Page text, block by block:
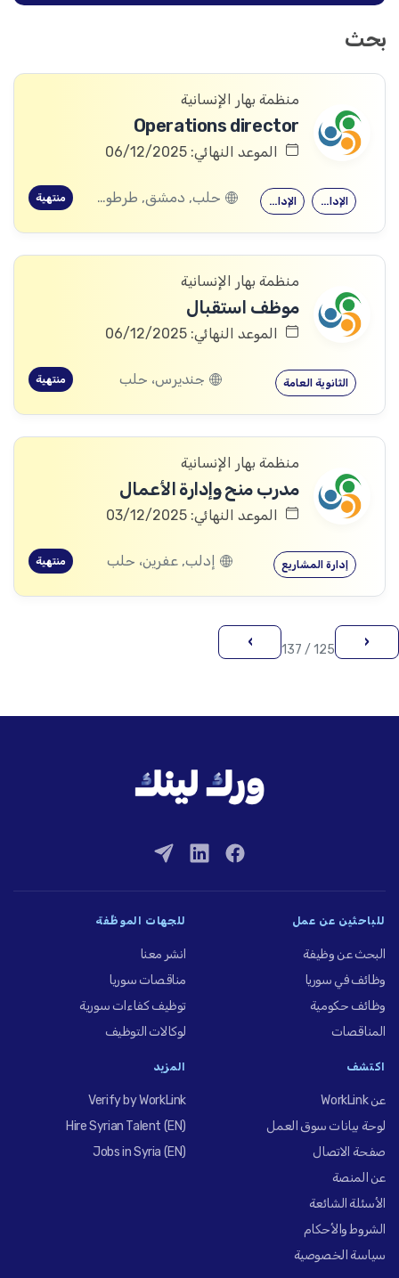
بحث
منظمة بهار الإنسانية
Operations director
الموعد النهائي: 06/12/2025
الإدارة العامة الإدارة العامة حلب, دمشق, طرطوس, ريف دمشق, ديرالزور, درعا, السويداء, القنيطرة, اللاذقية, الرقة, حمص, الحسكة, حماة, ادلب منتهية
منظمة بهار الإنسانية
موظف استقبال
الموعد النهائي: 06/12/2025
الثانوية العامة جنديرس، حلب منتهية
منظمة بهار الإنسانية
مدرب منح وإدارة الأعمال
الموعد النهائي: 03/12/2025
إدارة المشاريع إدلب, عفرين، حلب منتهية
‹
125 / 137
›
للباحثين عن عمل
البحث عن وظيفة
وظائف في سوريا
وظائف حكومية
المناقصات
للجهات الموظِّفة
انشر معنا
مناقصات سوريا
توظيف كفاءات سورية
لوكالات التوظيف
اكتشف
عن WorkLink
لوحة بيانات سوق العمل
صفحة الاتصال
عن المنصة
الأسئلة الشائعة
الشروط والأحكام
سياسة الخصوصية
المزيد
Verify by WorkLink
Hire Syrian Talent (EN)
Jobs in Syria (EN)